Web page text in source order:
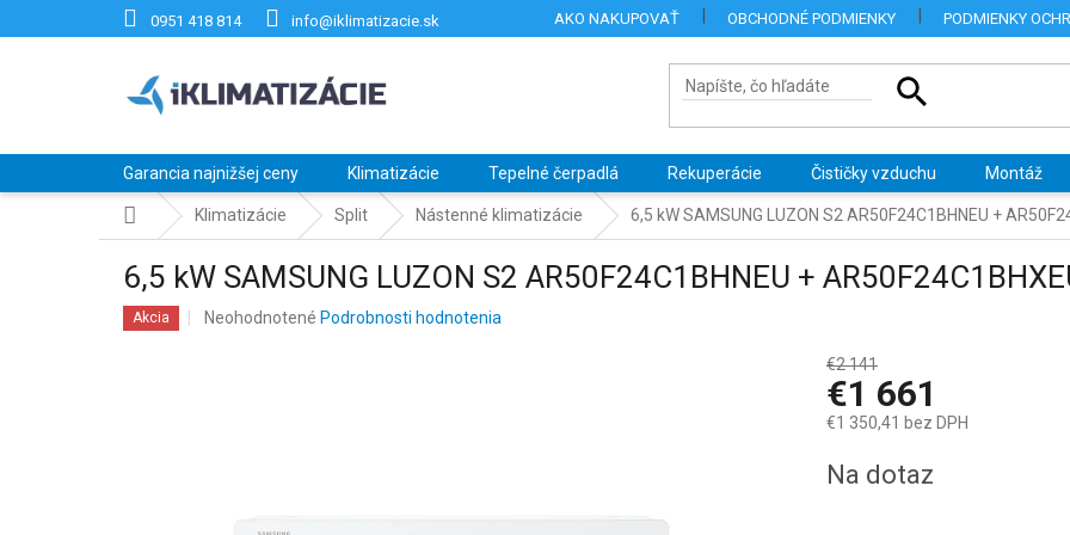
0951 418 814 info@iklimatizacie.sk AKO NAKUPOVAŤ OBCHODNÉ PODMIENKY PODMIENKY
Garancia najnižšej ceny Klimatizácie Tepelné čerpadlá Rekuperácie Čističky vzduchu Montáž
DomovKlimatizácie Split Nástenné klimatizácie 6,5 kW SAMSUNG LUZON S2 AR50F24C1BHNEU +
6,5 kW SAMSUNG LUZON S2 AR50F24C1BHNEU +
Akcia
Priemerné
Neohodnotené Podrobnosti hodnotenia
€2 141
€1 661
€1 350,41 bez DPH
cena:
Na dotaz